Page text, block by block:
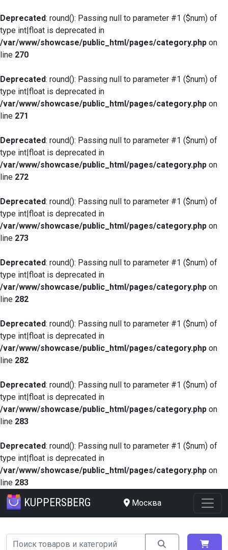
Deprecated: round(): Passing null to parameter #1 ($num) of
type int|float is deprecated in
/var/www/showcase/public_html/pages/category.php on
line 270
Deprecated: round(): Passing null to parameter #1 ($num) of
type int|float is deprecated in
/var/www/showcase/public_html/pages/category.php on
line 271
Deprecated: round(): Passing null to parameter #1 ($num) of
type int|float is deprecated in
/var/www/showcase/public_html/pages/category.php on
line 272
Deprecated: round(): Passing null to parameter #1 ($num) of
type int|float is deprecated in
/var/www/showcase/public_html/pages/category.php on
line 273
Deprecated: round(): Passing null to parameter #1 ($num) of
type int|float is deprecated in
/var/www/showcase/public_html/pages/category.php on
line 282
Deprecated: round(): Passing null to parameter #1 ($num) of
type int|float is deprecated in
/var/www/showcase/public_html/pages/category.php on
line 282
Deprecated: round(): Passing null to parameter #1 ($num) of
type int|float is deprecated in
/var/www/showcase/public_html/pages/category.php on
line 283
Deprecated: round(): Passing null to parameter #1 ($num) of
type int|float is deprecated in
/var/www/showcase/public_html/pages/category.php on
line 283
KUPPERSBERG Москва